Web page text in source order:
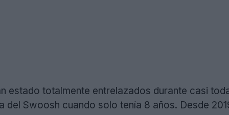
estado totalmente entrelazados durante casi
del Swoosh cuando solo tenía 8 años. Desde